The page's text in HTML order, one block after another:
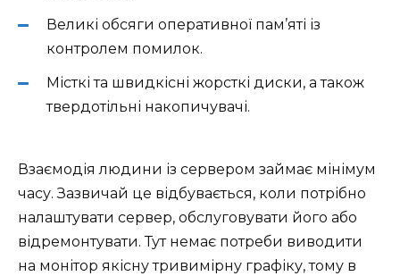
Великі обсяги оперативної пам’яті із
контролем помилок.
Місткі та швидкісні жорсткі диски, а також
твердотільні накопичувачі.
Взаємодія людини із сервером займає мінімум
часу. Зазвичай це відбувається, коли потрібно
налаштувати сервер, обслуговувати його або
відремонтувати. Тут немає потреби виводити
на монітор якісну тривимірну графіку, тому в